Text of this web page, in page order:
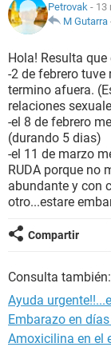
NUTRICIÓN
BIENESTAR
SEXUALIDAD
GLOSARIO
Petrovak - 13
M Gutarra
Hola! Resulta que
-2 de febrero
termino afuera.
relaciones
-el 8 de febrero
(durando 5 dias)
-el 11 de marzo
RUDA porque no
abundante y con
otro...estare
Compartir
Consulta también:
Ayuda
Embarazo en
Amoxicilina en el